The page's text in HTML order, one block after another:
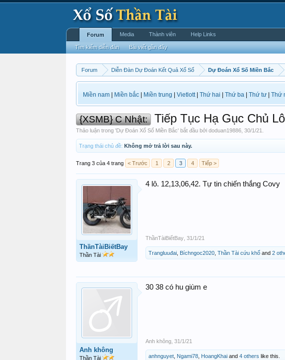
Forum Diễn Đàn Dự Đoán Kết Quả Xổ Số Dự Đoán Xổ Số Miền Bắc
Miền nam Miền bắc Miền trung Vietlott| Thứ hai Thứ ba Thứ tư Thứ
{XSMB} C Nhật: Tiếp Tục Hạ Gục Chủ Lô
Thảo luận trong 'Dự Đoán Xổ Số Miền Bắc' bắt đầu bởi doduan19886 30/1/21
Trạng thái chủ đề: Không mở trả lời sau này.
Trang 3 của 4 trang < Trước 1 2 3 4 Tiếp >
ThầnTàiBiếtBay
Thần Tài
4 lô. 12,13,06,42. Tự tin chiến thắng Covy
ThầnTàiBiếtBay 31/1/21
Trangluuđai Bíchngoc2020 Thần Tài cứu khổ and 2
Anh không
Thần Tài
30 38 có hu giùm e
Anh không 31/1/21
anhnguyet Ngami78 HoangKhai and 4 others like this.
Forum
Tìm kiếm diễn đàn Bài viết gần đây
Media Thành viên Help Links